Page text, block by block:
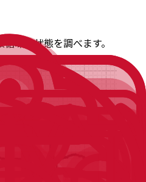
環の状態を調べます。